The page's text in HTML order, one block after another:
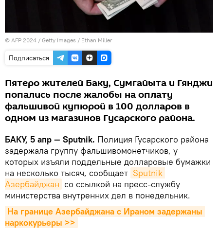
© AFP 2024 / Getty Images / Ethan Miller
Подписаться
Пятеро жителей Баку, Сумгайыта и Гянджи
попались после жалобы на оплату
фальшивой купюрой в 100 долларов в
одном из магазинов Гусарского района.
БАКУ, 5 апр — Sputnik. Полиция Гусарского района
задержала группу фальшивомонетчиков, у
которых изъяли поддельные долларовые бумажки
на несколько тысяч, сообщает Sputnik
Азербайджан со ссылкой на пресс-службу
министерства внутренних дел в понедельник.
На границе Азербайджана с Ираном задержаны
наркокурьеры >>